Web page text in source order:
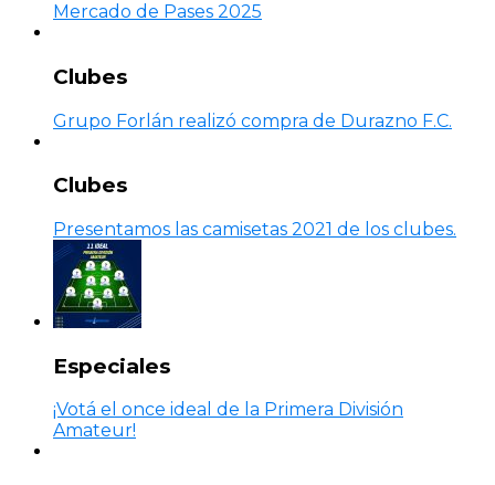
Mercado de Pases 2025
Clubes
Grupo Forlán realizó compra de Durazno F.C.
Clubes
Presentamos las camisetas 2021 de los clubes.
Especiales
¡Votá el once ideal de la Primera División
Amateur!